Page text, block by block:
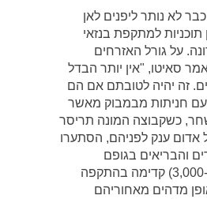
7 ביולי 1944, כבר לא נותר ליפנים לאן
תוכניות למתקפת בנזאי
על גורל האזרחים
סאיטו, "אין יותר הבדל
זה יהיה לטובתם אם הם
חניתות מבמבוק מאשר
כשקבוצה המונה תריסר
אדום ענק לפניהם, הסתערו
והבריאים בגופם
(מספרם נאמד ב-3,000) קדימה בהתקפה
מדהים מאחוריהם